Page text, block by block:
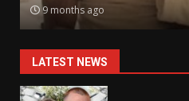
9 months ago
LATEST NEWS